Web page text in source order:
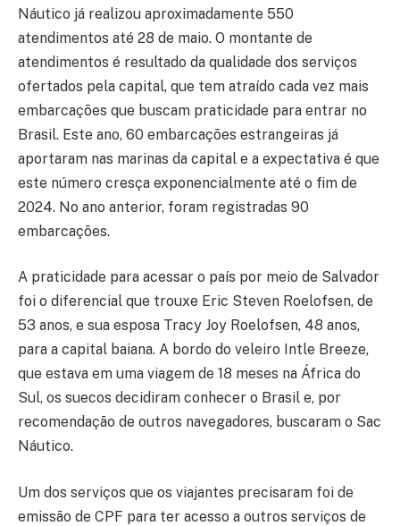
Náutico já realizou aproximadamente 550
atendimentos até 28 de maio. O montante de
atendimentos é resultado da qualidade dos serviços
ofertados pela capital, que tem atraído cada vez mais
embarcações que buscam praticidade para entrar no
Brasil. Este ano, 60 embarcações estrangeiras já
aportaram nas marinas da capital e a expectativa é que
este número cresça exponencialmente até o fim de
2024. No ano anterior, foram registradas 90
embarcações.
A praticidade para acessar o país por meio de Salvador
foi o diferencial que trouxe Eric Steven Roelofsen, de
53 anos, e sua esposa Tracy Joy Roelofsen, 48 anos,
para a capital baiana. A bordo do veleiro Intle Breeze,
que estava em uma viagem de 18 meses na África do
Sul, os suecos decidiram conhecer o Brasil e, por
recomendação de outros navegadores, buscaram o Sac
Náutico.
Um dos serviços que os viajantes precisaram foi de
emissão de CPF para ter acesso a outros serviços de